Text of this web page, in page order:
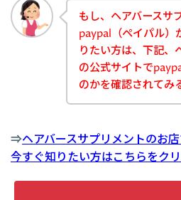
もし、ヘアバースサ
paypal（ペイパル）
りたい方は、下記、
の公式サイトで
のかを確認されてみ
⇒ヘアバースサプリメントのお
今すぐ知りたい方はこちらをク